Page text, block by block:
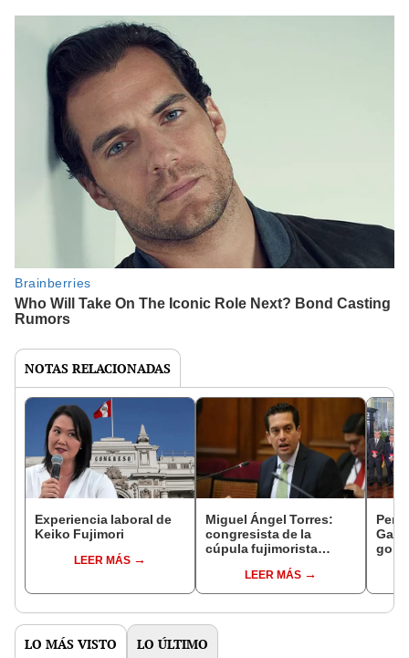
NOTAS RELACIONADAS
Experiencia laboral de
Keiko Fujimori
LEER MÁS
Miguel Ángel Torres:
congresista de la
cúpula fujimorista
del SenadoLEER MÁS
LO MÁS VISTO LO ÚLTIMO